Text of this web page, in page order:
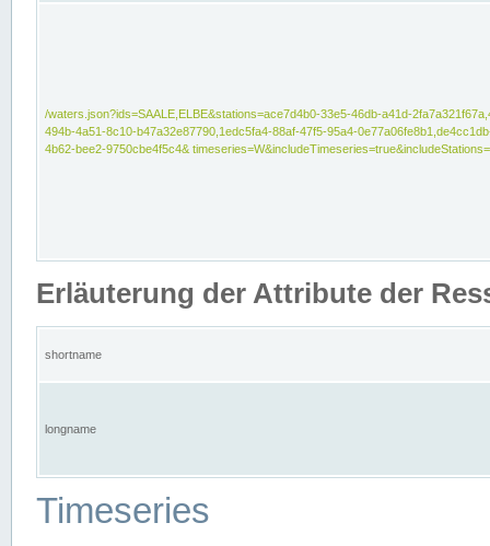
/waters.json?ids=SAALE,ELBE&stations=ace7d4b0-33e5-46db-a41d-
494b-4a51-8c10-b47a32e87790,1edc5fa4-88af-47f5-95a4-
4b62-bee2-9750cbe4f5c4&
Erläuterung der Attribute der
shortname
longname
Timeseries